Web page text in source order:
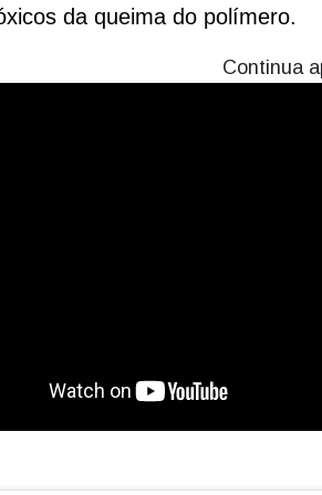
da queima do polímero.
Continua